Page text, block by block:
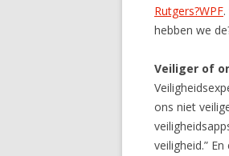
Rutgers?WPF
hebben we
Veiliger of
ons niet
veiligheid.”